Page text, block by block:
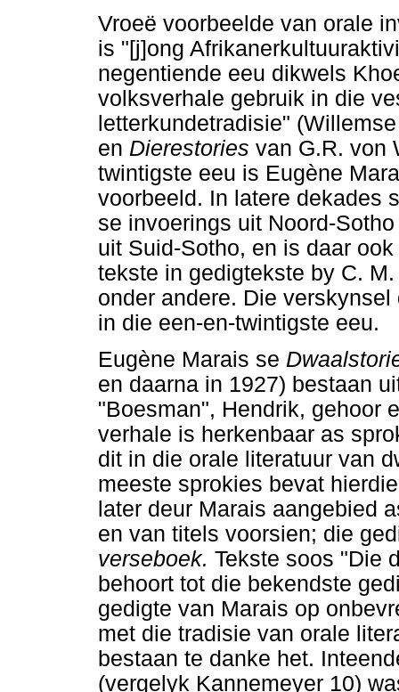
Vroeë voorbeelde van orale
is "[j]ong
negentiende eeu dikwels
volksverhale gebruik in die
letterkundetradisie"
en Dierestories van G.R. von
twintigste eeu is Eugène
voorbeeld. In latere dekades
se invoerings uit Noord-
uit Suid-Sotho, en is daar
tekste in gedigtekste by C.
onder andere. Die
in die een-en-twintigste eeu.
Eugène Marais se
en daarna in 1927) bestaan
"Boesman", Hendrik, gehoor
verhale is herkenbaar as
dit in die orale literatuur van
meeste sprokies bevat
later deur Marais aangebied
en van titels voorsien; die
verseboek. Tekste soos "Die
behoort tot die bekendste
gedigte van Marais op
met die tradisie van orale
bestaan te danke het.
(vergelyk Kannemeyer 10)